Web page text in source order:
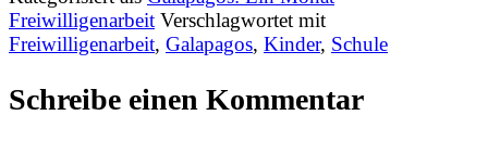
Freiwilligenarbeit Verschlagwortet mit
Freiwilligenarbeit, Galapagos, Kinder, Schule
Schreibe einen Kommentar